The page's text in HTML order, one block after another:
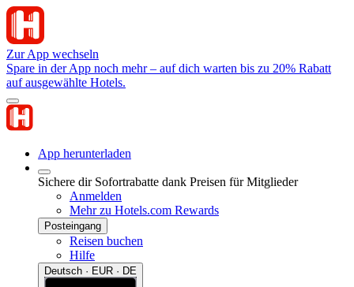
Zur App wechseln
Spare in der App noch mehr – auf dich warten bis zu 20% Rabatt
auf ausgewählte Hotels.
App herunterladen
Sichere dir Sofortrabatte dank Preisen für Mitglieder
Anmelden
Mehr zu Hotels.com Rewards
Posteingang
Reisen buchen
Hilfe
Deutsch · EUR · DE